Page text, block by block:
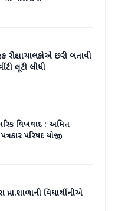
રીક્ષાચાલકોએ છરી બતાવી
લૂંટી લીધી
વિખવાદ : અમિત
પરિષદ યોજી
વિધાર્થીનીએ